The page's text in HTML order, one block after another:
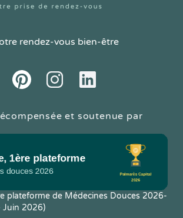
rendez-vous bien-être
PinteresetInstagramLinkedIn
et soutenue par
plateforme de Médecines Douces 2026-
Juin 2026)